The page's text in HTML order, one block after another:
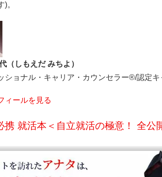
)。
（しもえだ みちよ）
ショナル・キャリア・カウンセラー®/認定
ィールを見る
携 就活本＜自立就活の極意！ 全公